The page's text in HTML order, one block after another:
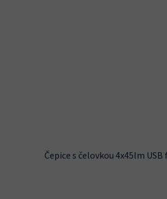
Čepice s čelovkou 4x45lm